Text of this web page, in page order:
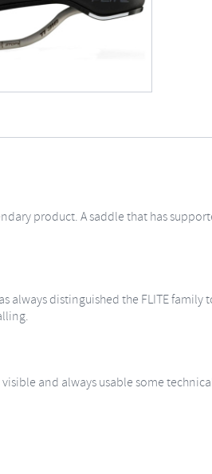
product. A saddle that has
always distinguished the FLITE
and always usable some